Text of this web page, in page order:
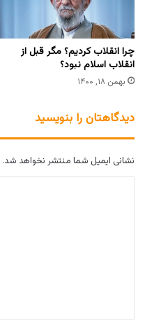
چرا انقلاب کردیم؟ مگر قبل از
انقلاب اسلام نبود؟
بهمن ۱۸, ۱۴۰۰
دیدگاهتان را بنویسید
نشانی ایمیل شما منتشر نخواهد شد.